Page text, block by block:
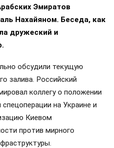
Эмиратов
Нахайяном. Беседа, как
дружеский и
обсудили текущую
залива. Российский
коллегу о положении
на Украине и
Киевом
против мирного